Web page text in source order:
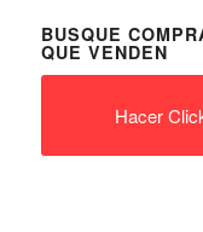
BUSQUE
QUE VENDEN
Hacer